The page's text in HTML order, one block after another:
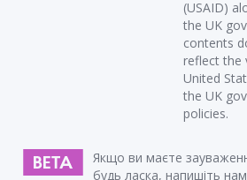
(USAID)
the UK
contents
reflect the
United
the UK
policies.
Якщо ви маєте
будь ласка, напишіть